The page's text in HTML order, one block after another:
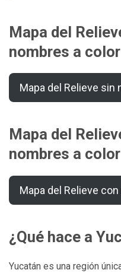
Mapa del
nombres a color
Mapa del Relieve sin
Mapa del
nombres a color
Mapa del Relieve
¿Qué hace a
Yucatán es una región